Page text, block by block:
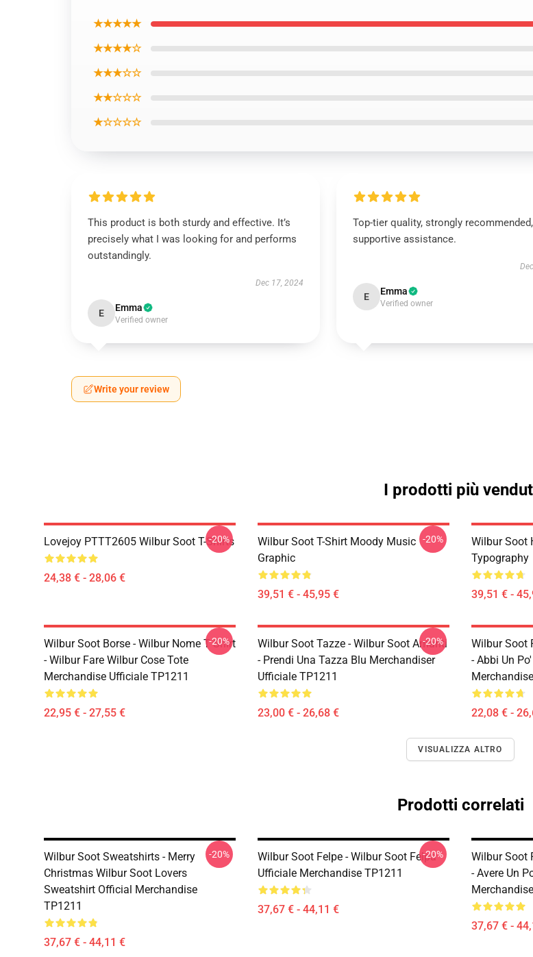
★★★★★
★★★★☆
★★★☆☆
★★☆☆☆
★☆☆☆☆
This product is both sturdy and effective. It’s
precisely what I was looking for and performs
outstandingly.
Dec 17, 2024
E Emma
Verified owner
Top-tier quality, strongly
supportive assistance.
E Emma
Verified owner
Write your review
I prodotti più
Lovejoy PTTT2605 Wilbur Soot T-Shirts
24,38 € - 28,06 €
-20%
Wilbur Soot T-Shirt Moody Music
Graphic
39,51 € - 45,95 €
-20%
Wilbur Soot
Typography
39,51 € -
Wilbur Soot Borse - Wilbur Nome T Shirt
- Wilbur Fare Wilbur Cose Tote
Merchandise Ufficiale TP1211
22,95 € - 27,55 €
-20%
Wilbur Soot Tazze - Wilbur Soot Amanti
- Prendi Una Tazza Blu Merchandiser
Ufficiale TP1211
23,00 € - 26,68 €
-20%
Wilbur Soot
- Abbi Un
22,08 € -
VISUALIZZA ALTRO
Prodotti correlati
Wilbur Soot Sweatshirts - Merry
Christmas Wilbur Soot Lovers
Sweatshirt Official Merchandise
TP1211
37,67 € - 44,11 €
-20%
Wilbur Soot Felpe - Wilbur Soot Felpa
Ufficiale Merchandise TP1211
37,67 € - 44,11 €
-20%
Wilbur Soot
- Avere Un
37,67 € -